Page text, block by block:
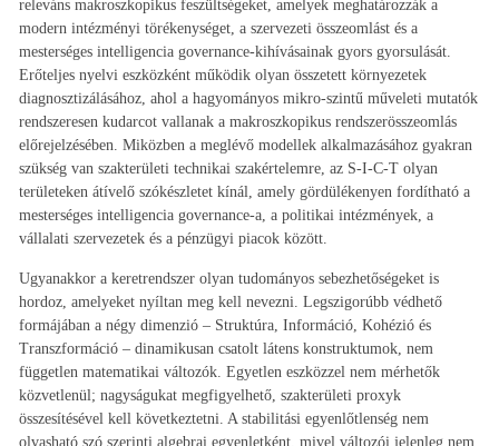
releváns makroszkopikus feszültségeket, amelyek meghatározzák a
modern intézményi törékenységet, a szervezeti összeomlást és a
mesterséges intelligencia governance-kihívásainak gyors gyorsulását.
Erőteljes nyelvi eszközként működik olyan összetett környezetek
diagnosztizálásához, ahol a hagyományos mikro-szintű műveleti mutatók
rendszeresen kudarcot vallanak a makroszkopikus rendszerösszeomlás
előrejelzésében. Miközben a meglévő modellek alkalmazásához gyakran
szükség van szakterületi technikai szakértelemre, az S-I-C-T olyan
területeken átívelő szókészletet kínál, amely gördülékenyen fordítható a
mesterséges intelligencia governance-a, a politikai intézmények, a
vállalati szervezetek és a pénzügyi piacok között.
Ugyanakkor a keretrendszer olyan tudományos sebezhetőségeket is
hordoz, amelyeket nyíltan meg kell nevezni. Legszigorúbb védhető
formájában a négy dimenzió – Struktúra, Információ, Kohézió és
Transzformáció – dinamikusan csatolt látens konstruktumok, nem
független matematikai változók. Egyetlen eszközzel nem mérhetők
közvetlenül; nagyságukat megfigyelhető, szakterületi proxyk
összesítésével kell következtetni. A stabilitási egyenlőtlenség nem
olvasható szó szerinti algebrai egyenletként, mivel változói jelenleg nem